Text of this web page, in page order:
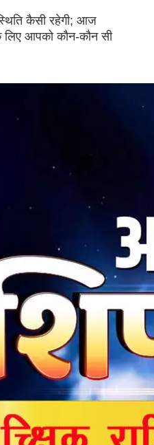
कैसी रहेगी; आज
लिए आपको कौन-कौन सी